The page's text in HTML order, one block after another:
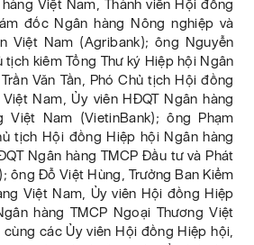
Việt Nam, Thành viên Hội đồng
đốc Ngân hàng Nông nghiệp và
Việt Nam (Agribank); ông Nguyễn
tịch kiêm Tổng Thư ký Hiệp hội Ngân
Văn Tần, Phó Chủ tịch Hội đồng
Nam, Ủy viên HĐQT Ngân hàng
Việt Nam (VietinBank); ông Phạm
tịch Hội đồng Hiệp hội Ngân hàng
Ngân hàng TMCP Đầu tư và Phát
ông Đỗ Việt Hùng, Trưởng Ban Kiểm
Việt Nam, Ủy viên Hội đồng Hiệp
hàng TMCP Ngoại Thương Việt
các Ủy viên Hội đồng Hiệp hội,